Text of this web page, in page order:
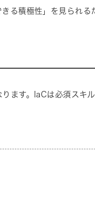
る積極性」を見られる
ます。IaCは必須スキ